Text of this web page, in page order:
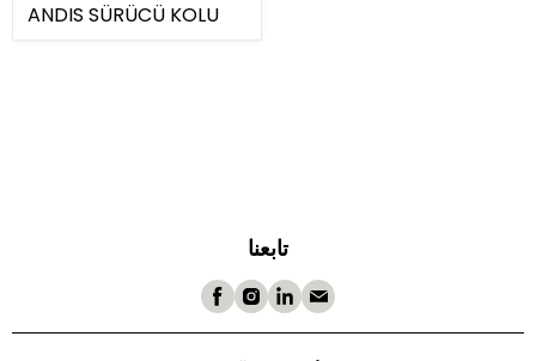
ANDIS SÜRÜCÜ KOLU
تابعنا